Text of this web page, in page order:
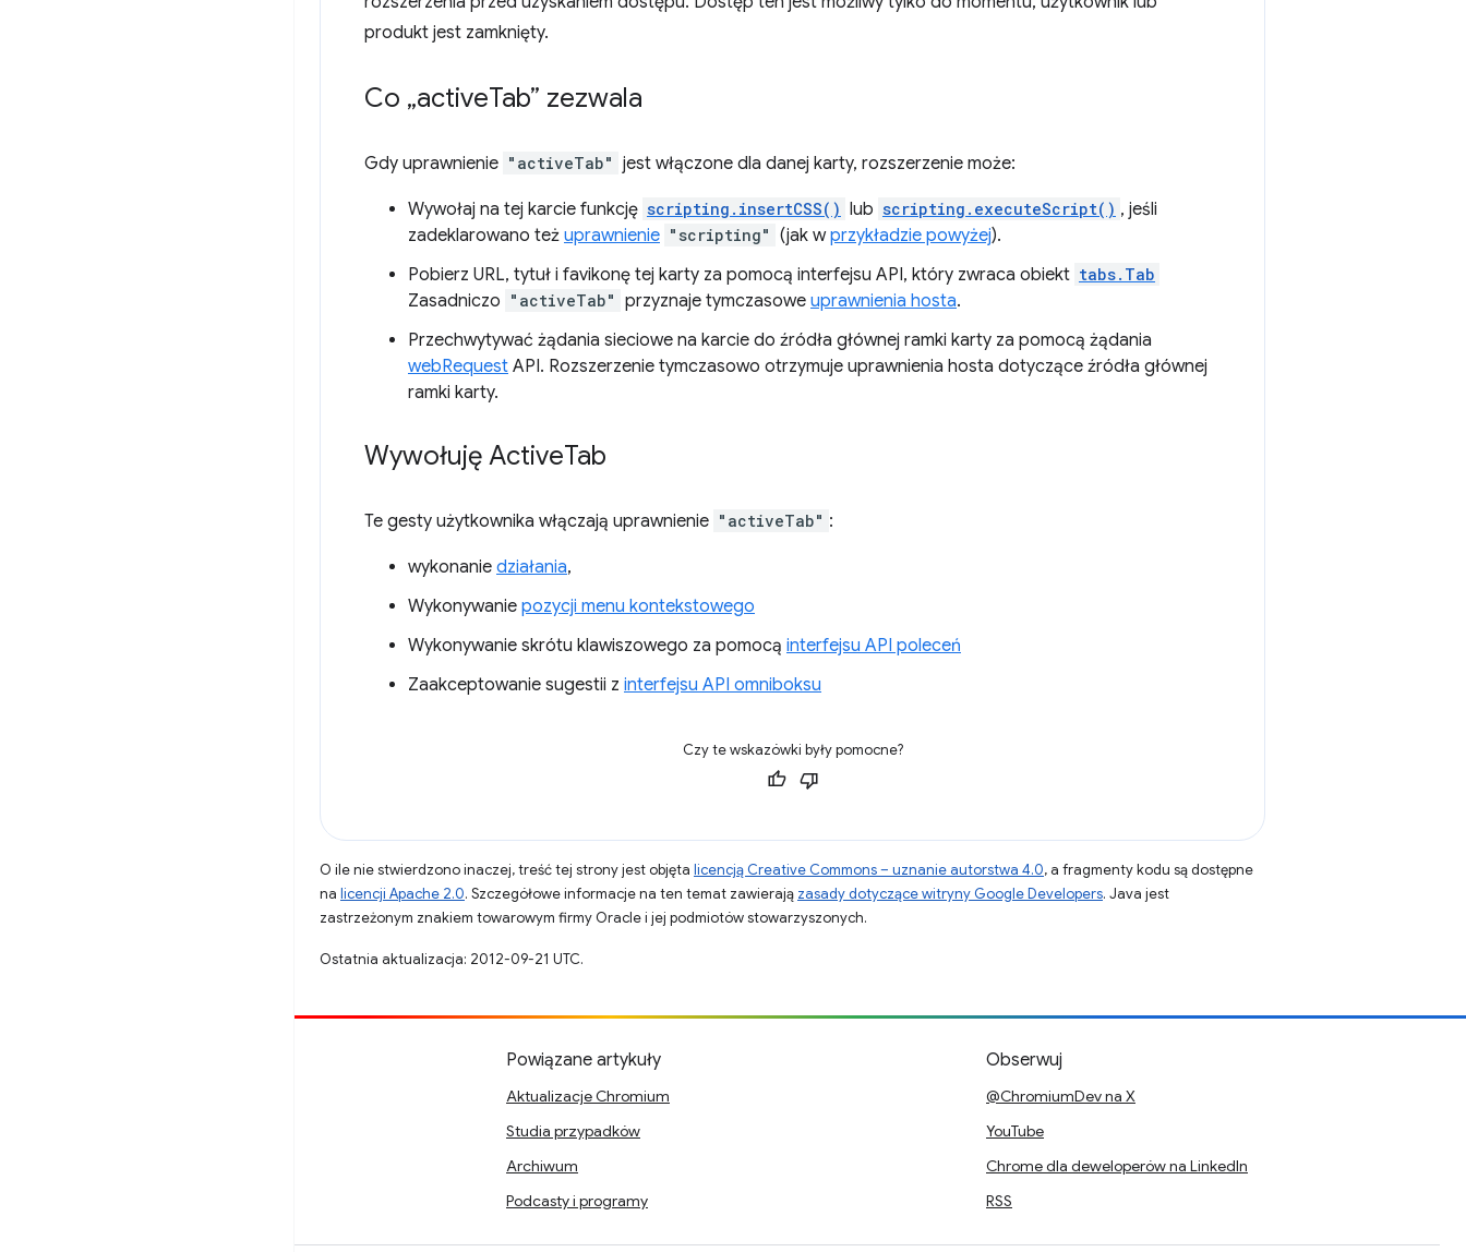
produkt jest zamknięty.
Co „activeTab” zezwala
Gdy uprawnienie "activeTab" jest włączone dla danej karty, rozszerzenie może:
Wywołaj na tej karcie funkcję scripting.insertCSS() lub scripting.executeScript() , jeśli
zadeklarowano też uprawnienie "scripting" (jak wprzykładzie powyżej).
Pobierz URL, tytuł i favikonę tej karty za pomocą interfejsu API, który zwraca obiekt tabs.Tab
Zasadniczo "activeTab" przyznaje tymczasowe uprawnienia hosta.
Przechwytywać żądania sieciowe na karcie do źródła głównej ramki karty za pomocą żądania
webRequest API. Rozszerzenie tymczasowo otrzymuje uprawnienia hosta dotyczące źródła głównej
ramki karty.
Wywołuję ActiveTab
Te gesty użytkownika włączają uprawnienie "activeTab" :
wykonanie działania,
Wykonywanie pozycji menu kontekstowego
Wykonywanie skrótu klawiszowego za pomocą interfejsu API poleceń
Zaakceptowanie sugestii z interfejsu API omniboksu
Czy te wskazówki były pomocne?
O ile nie stwierdzono inaczej, treść tej strony jest objęta licencją Creative Commons – uznanie autorstwa 4.0, a fragmenty kodu są dostępne
na licencji Apache 2.0. Szczegółowe informacje na ten temat zawierają zasady dotyczące witryny Google Developers. Java jest
zastrzeżonym znakiem towarowym firmy Oracle i jej podmiotów stowarzyszonych.
Ostatnia aktualizacja: 2012-09-21 UTC.
Powiązane artykuły
Aktualizacje Chromium
Studia przypadków
Archiwum
Podcasty i programy
Obserwuj
@ChromiumDev na X
YouTube
Chrome dla deweloperów na LinkedIn
RSS